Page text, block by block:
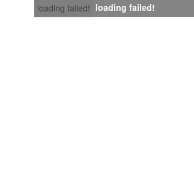
loading failed! loading failed!